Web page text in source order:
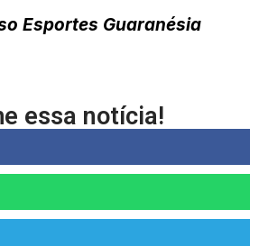
Esportes Guaranésia
essa notícia!